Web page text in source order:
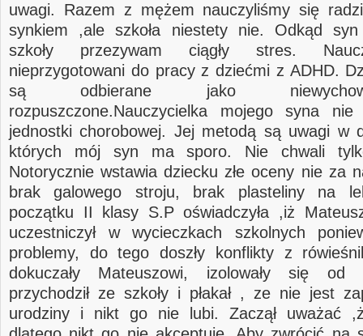
uwagi. Razem z mężem nauczyliśmy się
synkiem ,ale szkoła niestety nie. Odkąd syn
szkoły przezywam ciągły stres.
nieprzygotowani do pracy z dziećmi z ADHD.
są odbierane jako
rozpuszczone.Nauczycielka mojego syna
jednostki chorobowej. Jej metodą są uwagi w
których mój syn ma sporo. Nie chwali
Notorycznie wstawia dziecku złe oceny nie za
brak galowego stroju, brak plasteliny na
początku II klasy S.P oświadczyła ,iż
uczestniczył w wycieczkach szkolnych
problemy, do tego doszły konflikty z
dokuczały Mateuszowi, izolowały się od
przychodził ze szkoły i płakał , ze nie jest
urodziny i nikt go nie lubi. Zaczął uważać